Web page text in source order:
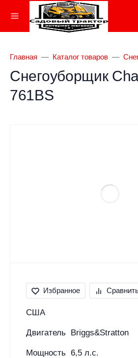
Главная Каталог товаров
Снегоуборщик
761BS
Избранное
США
Двигатель Briggs&Stratton
Мощность 6,5 л.с.